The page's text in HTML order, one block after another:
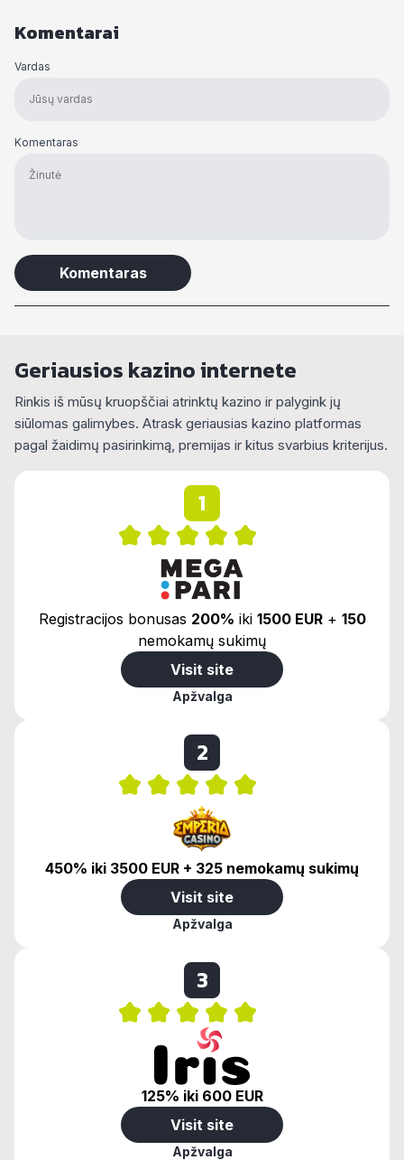
Komentarai
Vardas
Komentaras
Geriausios kazino internete
Rinkis iš mūsų kruopščiai atrinktų kazino ir palygink jų
siūlomas galimybes. Atrask geriausias kazino platformas
pagal žaidimų pasirinkimą, premijas ir kitus svarbius kriterijus.
1
Registracijos bonusas 200% iki 1500 EUR+ 150
nemokamų sukimų
Visit site
Apžvalga
2
450% iki 3500 EUR + 325 nemokamų sukimų
Visit site
Apžvalga
3
125% iki 600 EUR
Visit site
Apžvalga